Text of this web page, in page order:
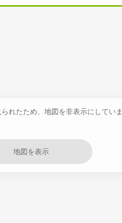
れたため、地図を非表示にしていま
地図を表示